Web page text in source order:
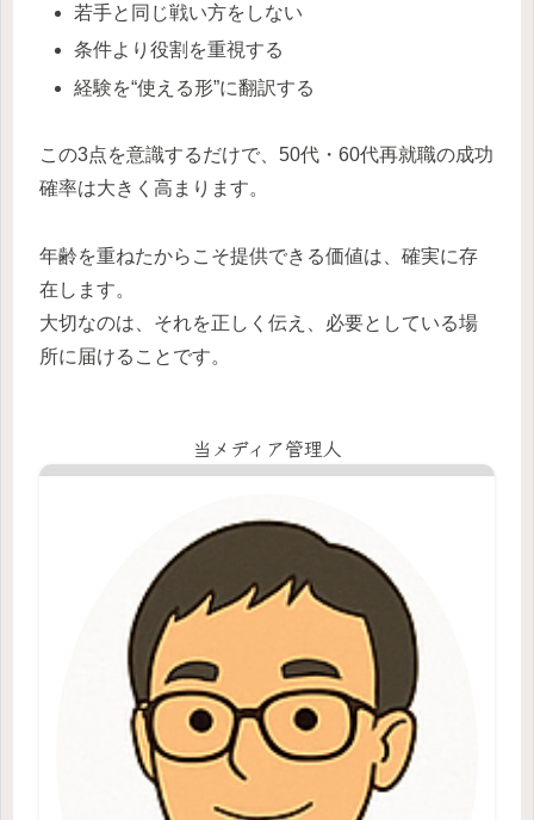
若手と同じ戦い方をしない
条件より役割を重視する
経験を“使える形”に翻訳する
この3点を意識するだけで、50代・60代再就職の成功
確率は大きく高まります。
年齢を重ねたからこそ提供できる価値は、確実に存
在します。
大切なのは、それを正しく伝え、必要としている場
所に届けることです。
当メディア管理人